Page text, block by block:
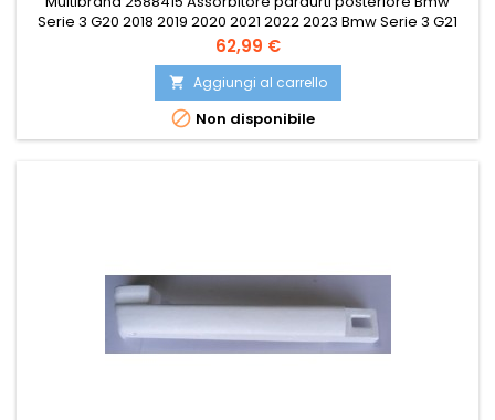
Serie 3 G20 2018 2019 2020 2021 2022 2023 Bmw Serie 3 G21
Touring 2019 2020 2021 2022 2023 Compatibile con: OE
51128069392 PRASCO BM0351075
Prezzo
62,99 €
 Aggiungi al carrello
 Non disponibile